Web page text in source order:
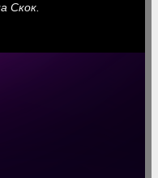
Скок.